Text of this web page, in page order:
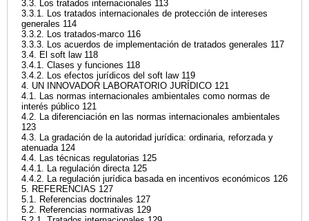
3.3. Los tratados internacionales 113
3.3.1. Los tratados internacionales de protección de intereses
generales 114
3.3.2. Los tratados-marco 116
3.3.3. Los acuerdos de implementación de tratados generales 117
3.4. El soft law 118
3.4.1. Clases y funciones 118
3.4.2. Los efectos jurídicos del soft law 119
4. UN INNOVADOR LABORATORIO JURÍDICO 121
4.1. Las normas internacionales ambientales como normas de
interés público 121
4.2. La diferenciación en las normas internacionales ambientales
123
4.3. La gradación de la autoridad jurídica: ordinaria, reforzada y
atenuada 124
4.4. Las técnicas regulatorias 125
4.4.1. La regulación directa 125
4.4.2. La regulación jurídica basada en incentivos económicos 126
5. REFERENCIAS 127
5.1. Referencias doctrinales 127
5.2. Referencias normativas 129